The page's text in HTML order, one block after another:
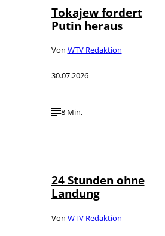
Tokajew fordert
Putin heraus
Von WTV Redaktion
30.07.2026
8 Min.
24 Stunden ohne
Landung
Von WTV Redaktion